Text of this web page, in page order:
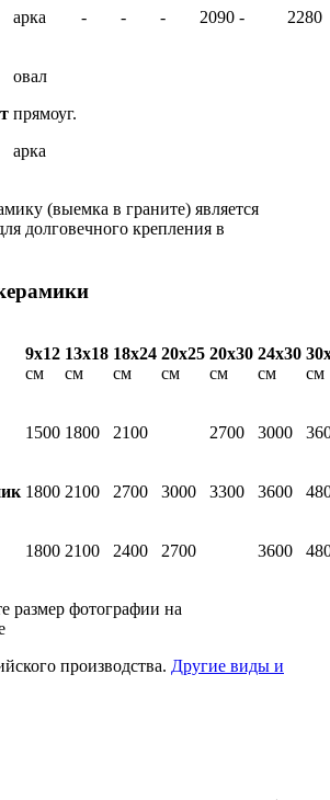
арка
-
-
-
2090 -
2280
овал
прямоуг.
арка
(выемка в граните) является
долговечного крепления в
9х12
см
13х18
см
18х24
см
20х25
см
20х30
см
24х30
см
см
1500 1800 2100 2700 3000
1800 2100 2700 3000 3300 3600
1800 2100 2400 2700 3600
размер фотографии на
производства. Другие виды и